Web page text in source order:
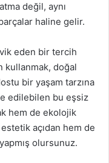
değil, aynı
haline gelir.
eden bir tercih
kullanmak, doğal
bir yaşam tarzına
edilebilen bu eşsiz
hem de ekolojik
açıdan hem de
olursunuz.